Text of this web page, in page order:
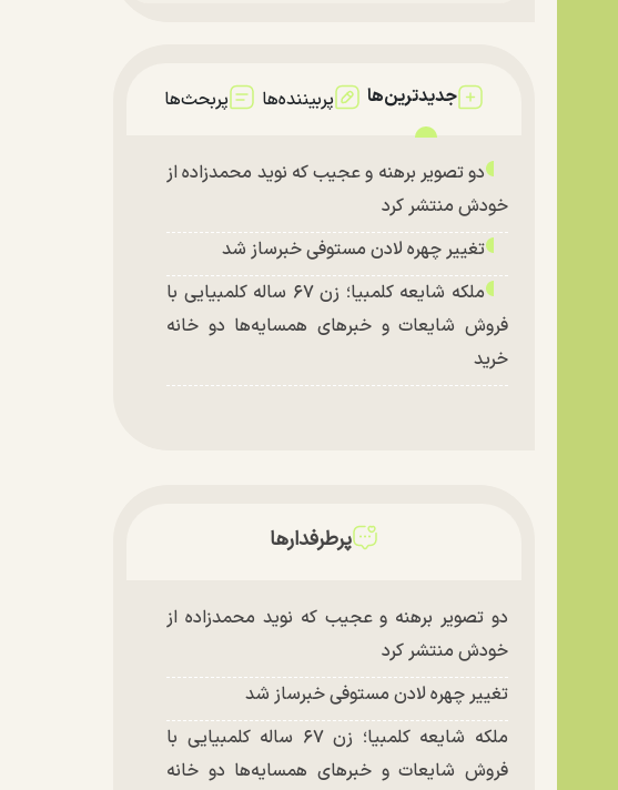
جدیدترین‌ها پربیننده‌ها پربحث‌ها
دو تصویر برهنه و عجیب که نوید محمدزاده از
خودش منتشر کرد
تغییر چهره لادن مستوفی خبرساز شد
ملکه شایعه کلمبیا؛ زن ۶۷ ساله کلمبیایی با
فروش شایعات و خبر‌های همسایه‌ها دو خانه
خرید
پرطرفدارها
دو تصویر برهنه و عجیب که نوید محمدزاده از
خودش منتشر کرد
تغییر چهره لادن مستوفی خبرساز شد
ملکه شایعه کلمبیا؛ زن ۶۷ ساله کلمبیایی با
فروش شایعات و خبر‌های همسایه‌ها دو خانه